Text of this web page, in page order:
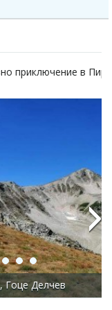
Голям Полежан
50.00 лв. 25.56 €
Next